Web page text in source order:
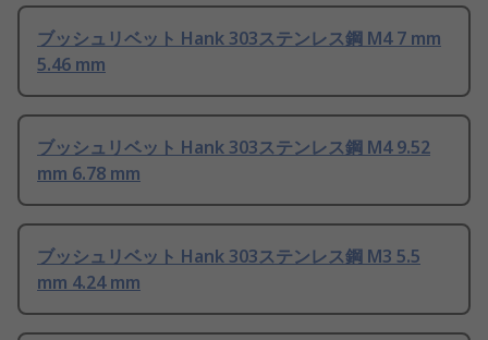
ブッシュリベット Hank 303ステンレス鋼 M4 7 mm
5.46 mm
ブッシュリベット Hank 303ステンレス鋼 M4 9.52
mm 6.78 mm
ブッシュリベット Hank 303ステンレス鋼 M3 5.5
mm 4.24 mm